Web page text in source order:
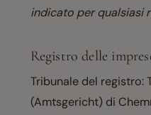
indicato per qualsiasi
Registro delle
Tribunale del registro:
(Amtsgericht) di